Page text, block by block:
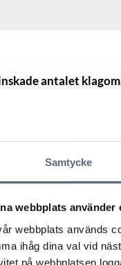
Samtycke
webbplats använder
webbplats används
ihåg dina val vid
på webbplatsen
antalet
betalteletjänster,
finns
som anser sig ha
av felaktig
upplever att
operatör,
och kontrollerar
och ångerfristen är
avtal